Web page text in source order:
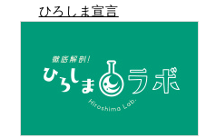
ひろしま宣言